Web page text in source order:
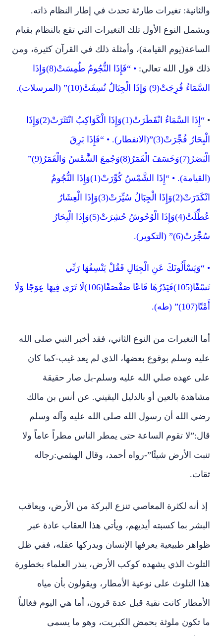
والثانية: تغيرات طارئة تحدث في إطار النظام ذاته.
ويشمل النوع الأول تلك التغيرات التي تقع بالنظام بقيام
الساعة(يوم القيامة)، وأمثلة ذلك في القرآن كثيرة، ومن
ذلك قول الله تعالي:
• “فَإِذَا النُّجُومُ طُمِسَتْ(8)وَإِذَا
السَّمَاءُ فُرِجَتْ(9) وَإِذَا الْجِبَالُ نُسِفَتْ(10)” (المرسلات).
•
“إِذَا السَّمَاءُ انْفَطَرَتْ(1)وَإِذَا الْكَوَاكِبُ انْتَثَرَتْ(2)وَإِذَا
الْبِحَارُ فُجِّرَتْ(3)”(الانفطار). • “فَإِذَا بَرِقَ
الْبَصَرُ(7)وَخَسَفَ الْقَمَرُ(8)وَجُمِعَ الشَّمْسُ وَالْقَمَرُ(9)”
(القيامة). • “إِذَا الشَّمْسُ كُوِّرَتْ(1)وَإِذَا النُّجُومُ
انْكَدَرَتْ(2)وَإِذَا الْجِبَالُ سُيِّرَتْ(3)وَإِذَا الْعِشَارُ
عُطِّلَتْ(4)وَإِذَا الْوُحُوشُ حُشِرَتْ(5)وَإِذَا الْبِحَارُ
سُجِّرَتْ(6)” (التكوير).
• “وَيَسْأَلُونَكَ عَنِ الْجِبَالِ فَقُلْ يَنْسِفُهَا رَبِّي
نَسْفًا(105)فَيَذَرُهَا قَاعًا صَفْصَفًا(106)لَا تَرَى فِيهَا عِوَجًا وَلَا
أَمْتًا(107)” (طه).
أما التغيرات من النوع الثاني، فقد أخبر النبي صلى الله
عليه وسلم بوقوع بعضها، الذي لم يعد غيب-كما كان
على عهده صلي الله عليه وسلم-بل صار حقيقة
مشاهدة بالعين أو بالدليل اليقيني. عن أنس بن مالك
رضي الله أن رسول الله صلى الله عليه وآله وسلم
قال:”لا تقوم الساعة حتى يمطر الناس مطراً عاماً ولا
تنبت الأرض شيئًا”-رواه أحمد، وقال الهيثمي:رجاله
ثقات.
إذ أنه لكثرة المعاصي تنزع البركة من الأرض، ويعاقب
البشر بما كسبته أيديهم، ويأتي هذا العقاب عادة عبر
ظواهر طبيعية يعرفها الإنسان ويدركها عقله، ففي ظل
التلوث الذي يشهده كوكب الأرض، ينذر العلماء بخطورة
هذا التلوث على نوعية الأمطار، ويقولون بأن مياه
الأمطار كانت نقية قبل عدة قرون، أما هي اليوم فغالباً
ما تكون ملوثة بحمض الكبريت، وهو ما يسمى